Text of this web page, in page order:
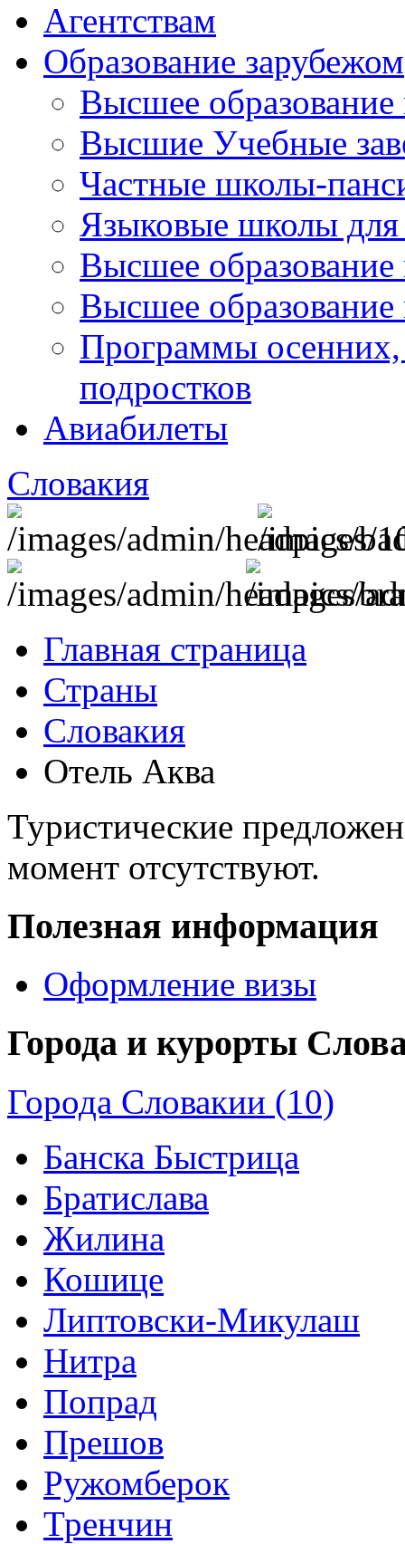
Агентствам
Образование зарубежом
Высшее
Высшие Учебные
Частные школы-
Языковые школы для
Высшее
Высшее образование
Программы осенних,
подростков
Авиабилеты
Словакия
Главная страница
Страны
Словакия
Отель Аква
Туристические
момент отсутствуют.
Полезная информация
Оформление визы
Города и курорты
Города Словакии (10)
Банска Быстрица
Братислава
Жилина
Кошице
Липтовски-Микулаш
Нитра
Попрад
Прешов
Ружомберок
Тренчин